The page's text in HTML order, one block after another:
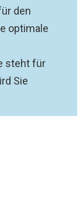
den
optimale
steht für
Sie